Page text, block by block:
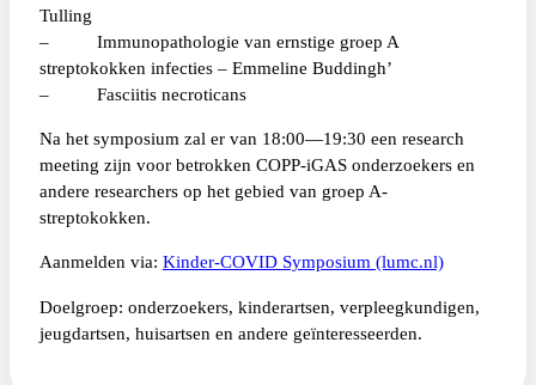
Tulling
– Immunopathologie van ernstige groep A
streptokokken infecties – Emmeline Buddingh’
– Fasciitis necroticans
Na het symposium zal er van 18:00—19:30 een research
meeting zijn voor betrokken COPP-iGAS onderzoekers en
andere researchers op het gebied van groep A-
streptokokken.
Aanmelden via: Kinder-COVID Symposium (lumc.nl)
Doelgroep: onderzoekers, kinderartsen, verpleegkundigen,
jeugdartsen, huisartsen en andere geïnteresseerden.